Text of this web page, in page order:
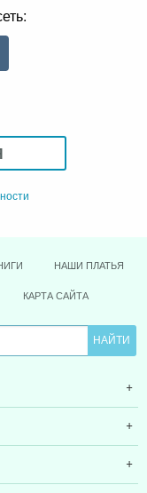
НАШИ ПЛАТЬЯ
КАРТА САЙТА